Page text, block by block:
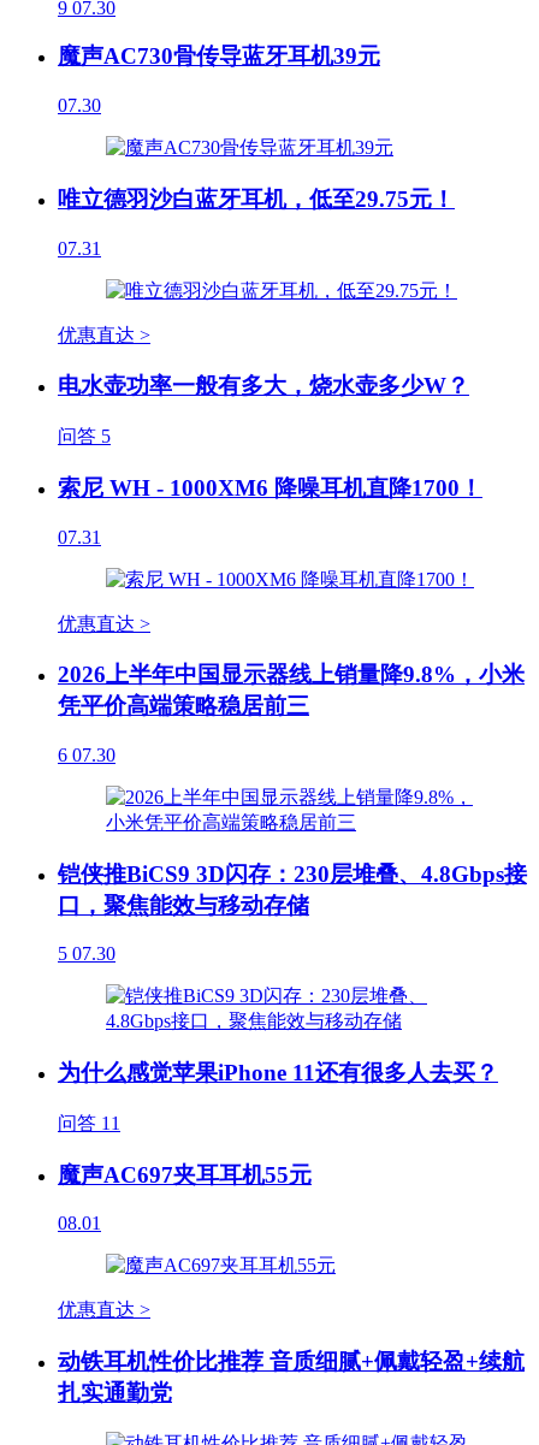
9 07.30
魔声AC730骨传导蓝牙耳机39元
07.30
唯立德羽沙白蓝牙耳机，低至29.75元！
07.31
优惠直达 >
电水壶功率一般有多大，烧水壶多少W？
问答 5
索尼 WH - 1000XM6 降噪耳机直降1700！
07.31
优惠直达 >
2026上半年中国显示器线上销量降9.8%，小米
凭平价高端策略稳居前三
6 07.30
铠侠推BiCS9 3D闪存：230层堆叠、4.8Gbps接
口，聚焦能效与移动存储
5 07.30
为什么感觉苹果iPhone 11还有很多人去买？
问答 11
魔声AC697夹耳耳机55元
08.01
优惠直达 >
动铁耳机性价比推荐 音质细腻+佩戴轻盈+续航
扎实通勤党